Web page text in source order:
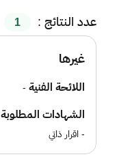
عدد النتائج : 1
غيرها
اللائحة الفنية -
الشهادات المطلوبة
- اقرار ذاتي